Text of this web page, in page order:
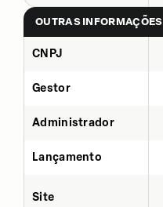
OUTRAS INFORMAÇÕES
CNPJ
Gestor
Administrador
Lançamento
Site